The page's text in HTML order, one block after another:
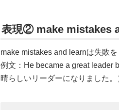
表現② make mistakes
make mistakes and learnは失敗
例文：He became a great leader
晴らしいリーダーになりました。